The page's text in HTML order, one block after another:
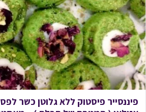
פיננסייר פיסטוק ללא גלוטן כשר
אזולאי ( המטבח של תכלת ) –